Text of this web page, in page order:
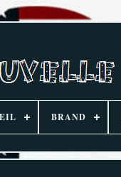
BRAND